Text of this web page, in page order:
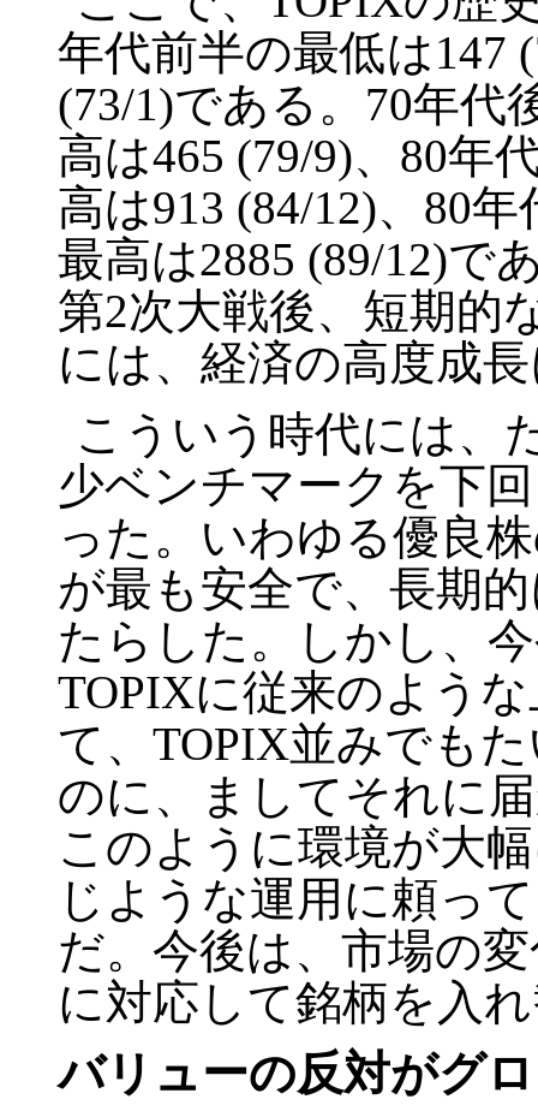
年代前半の最低は147
(73/1)である。 70年代
高は465 (79/9)、 80年
高は913 (84/12)、 80年
最高は2885 (89/12)で
第2次大戦後、短期的
には、経済の高度成
こういう時代には、
少ベンチマークを下
った。いわゆる優良
が最も安全で、長期
たらした。しかし、
TOPIXに従来のよう
て、 TOPIX並みでも
のに、ましてそれに
このように環境が大
じような運用に頼っ
だ。今後は、市場の
に対応して銘柄を入
バリューの反対がグ